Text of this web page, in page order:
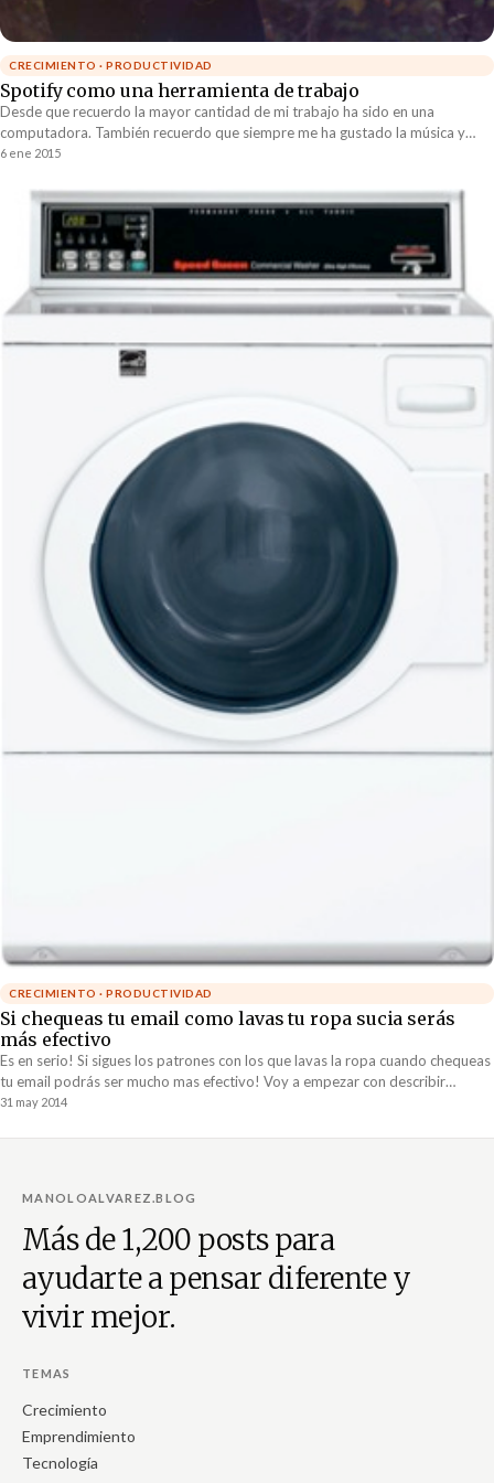
CRECIMIENTO · PRODUCTIVIDAD
Spotify como una herramienta de trabajo
Desde que recuerdo la mayor cantidad de mi trabajo ha sido en una
computadora. También recuerdo que siempre me ha gustado la música y
trabajar escuchando....
6 ene 2015
CRECIMIENTO · PRODUCTIVIDAD
Si chequeas tu email como lavas tu ropa sucia serás
más efectivo
Es en serio! Si sigues los patrones con los que lavas la ropa cuando chequeas
tu email podrás ser mucho mas efectivo! Voy a empezar con describir
brevemente...
31 may 2014
MANOLOALVAREZ.BLOG
Más de 1,200 posts para
ayudarte a pensar diferente y
vivir mejor.
TEMAS
Crecimiento
Emprendimiento
Tecnología